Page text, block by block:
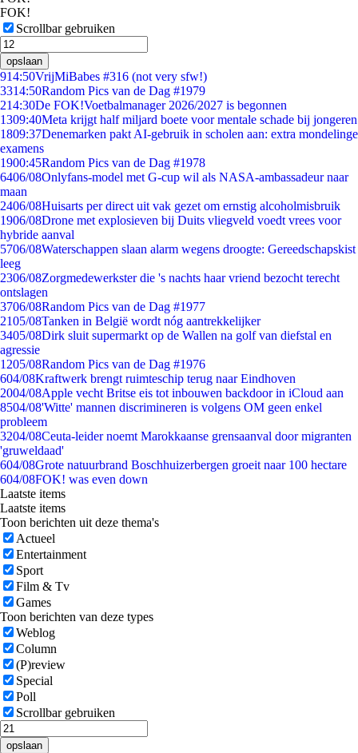
FOK!
Scrollbar gebruiken
opslaan
914:50VrijMiBabes #316 (not very sfw!)
3314:50Random Pics van de Dag #1979
214:30De FOK!Voetbalmanager 2026/2027 is begonnen
1309:40Meta krijgt half miljard boete voor mentale schade bij jongeren
1809:37Denemarken pakt AI-gebruik in scholen aan: extra mondelinge
examens
1900:45Random Pics van de Dag #1978
6406/08Onlyfans-model met G-cup wil als NASA-ambassadeur naar
maan
2406/08Huisarts per direct uit vak gezet om ernstig alcoholmisbruik
1906/08Drone met explosieven bij Duits vliegveld voedt vrees voor
hybride aanval
5706/08Waterschappen slaan alarm wegens droogte: Gereedschapskist
leeg
2306/08Zorgmedewerkster die 's nachts haar vriend bezocht terecht
ontslagen
3706/08Random Pics van de Dag #1977
2105/08Tanken in België wordt nóg aantrekkelijker
3405/08Dirk sluit supermarkt op de Wallen na golf van diefstal en
agressie
1205/08Random Pics van de Dag #1976
604/08Kraftwerk brengt ruimteschip terug naar Eindhoven
2004/08Apple vecht Britse eis tot inbouwen backdoor in iCloud aan
8504/08'Witte' mannen discrimineren is volgens OM geen enkel
probleem
3204/08Ceuta-leider noemt Marokkaanse grensaanval door migranten
'gruweldaad'
604/08Grote natuurbrand Boschhuizerbergen groeit naar 100 hectare
604/08FOK! was even down
Laatste items
Laatste items
Toon berichten uit deze thema's
Actueel
Entertainment
Sport
Film & Tv
Games
Toon berichten van deze types
Weblog
Column
(P)review
Special
Poll
Scrollbar gebruiken
opslaan